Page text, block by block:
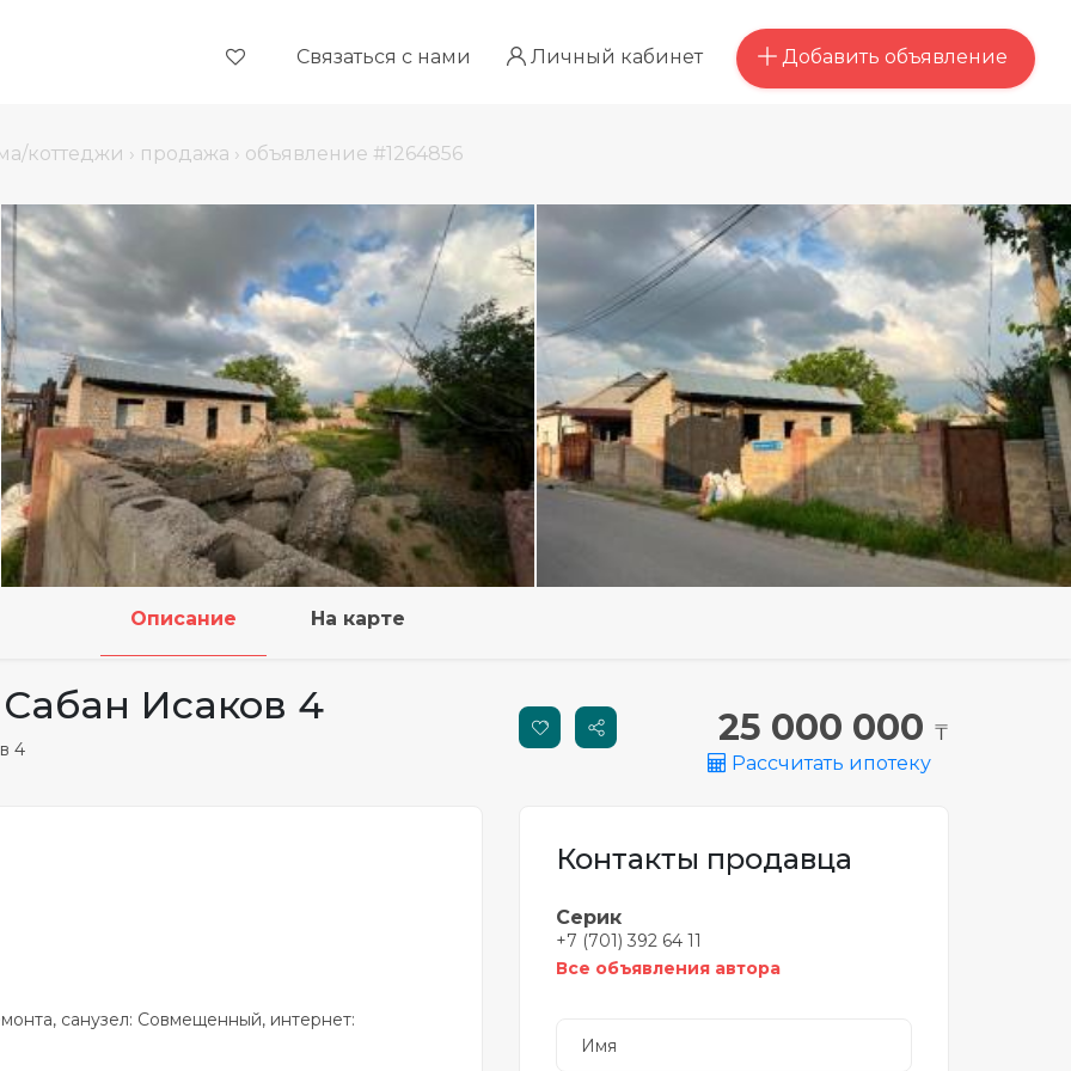
Связаться с нами Личный кабинет Добавить объявление
коттеджи › продажа › объявление #1264856
Описание На карте
Исаков 4
4 25 000 000 ₸
Рассчитать ипотеку
санузел: Совмещенный, интернет:
Контакты продавца
Серик
+7 (701) 392 64 11
Все объявления автора